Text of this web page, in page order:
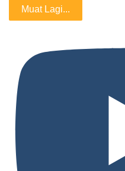
Muat Lagi...